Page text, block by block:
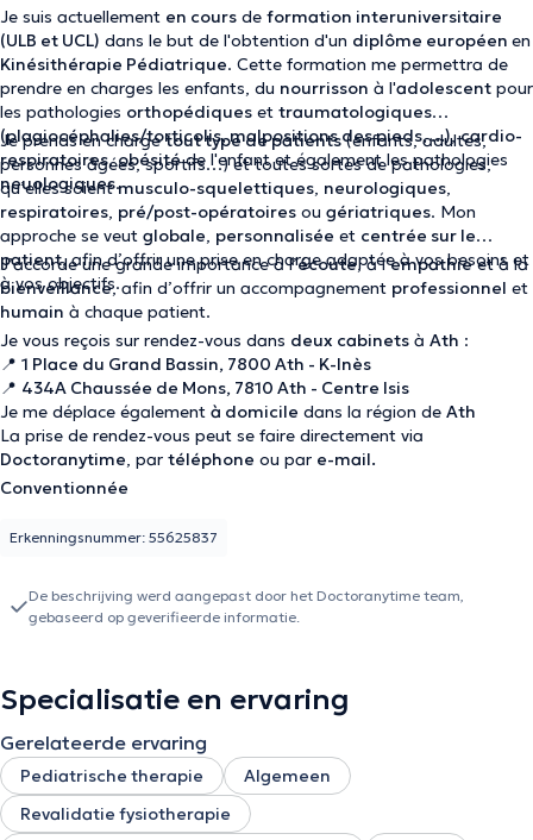
Je suis actuellement en cours de formation interuniversitaire
(ULB et UCL) dans le but de l'obtention d'un diplôme européen en
Kinésithérapie Pédiatrique. Cette formation me permettra de
prendre en charges les enfants, du nourrisson à l'adolescent pour
les pathologies orthopédiques et traumatologiques
(plagiocéphalies/torticolis, malpositions des pieds, ...),cardio-
respiratoires,obésitéde l'enfant et également les pathologies
neuologiques.
Je prends en chargetout type de patients(enfants, adultes,
personnes âgées, sportifs…) et toutes sortes de pathologies,
qu’elles soientmusculo-squelettiques, neurologiques,
respiratoires, pré/post-opératoires ou gériatriques. Mon
approche se veut globale, personnalisée et centrée sur le
patient, afin d’offrir une prise en charge adaptée à vos besoins et
à vos objectifs.
J’accorde une grande importance à l’écoute, à l’empathieet à la
bienveillance, afin d’offrir un accompagnement professionnel et
humain à chaque patient.
Je vous reçois sur rendez-vous dans deux cabinets à Ath :
📍 1 Place du Grand Bassin, 7800 Ath - K-Inès
📍 434A Chaussée de Mons, 7810 Ath - Centre Isis
Je me déplace également à domicile dans la région de Ath
La prise de rendez-vous peut se faire directement via
Doctoranytime, par téléphone ou par e-mail.
Conventionnée
Erkenningsnummer: 55625837
De beschrijving werd aangepast door het Doctoranytime team,
gebaseerd op geverifieerde informatie.
Specialisatie en ervaring
Gerelateerde ervaring
Pediatrische therapie
Algemeen
Revalidatie fysiotherapie